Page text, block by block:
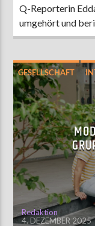
Q-Reporterin
umgehört und
GESELLSCHAFT
Redaktion
4. DEZEMBER 2025